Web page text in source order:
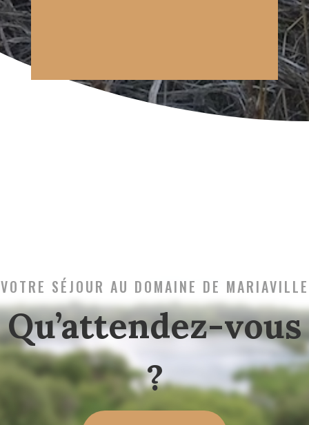
VOTRE SÉJOUR AU DOMAINE DE MARIAVILLE
Qu’attendez-vous
?